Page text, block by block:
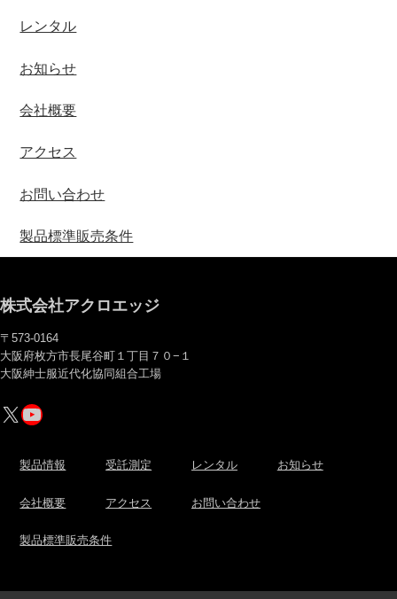
レンタル
お知らせ
会社概要
アクセス
お問い合わせ
製品標準販売条件
株式会社アクロエッジ
〒573-0164
大阪府枚方市長尾谷町１丁目７０−１
大阪紳士服近代化協同組合工場
X YouTube
製品情報 受託測定 レンタル お知らせ
会社概要 アクセス お問い合わせ
製品標準販売条件